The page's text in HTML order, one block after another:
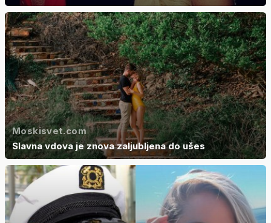
Moskisvet.com
Slavna vdova je znova zaljubljena do ušes